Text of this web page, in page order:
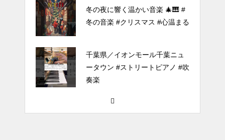
冬の夜に響く温かい音楽 🎄🎹 #
冬の音楽 #クリスマス #心温まる
千葉県／イオンモール千葉ニュ
ータウン #ストリートピアノ #吹
奏楽
#tiktok #shorts #shortsdaily #sh